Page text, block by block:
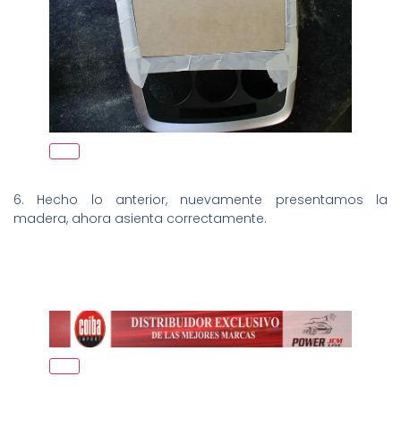
6. Hecho lo anterior, nuevamente presentamos la
madera, ahora asienta correctamente.